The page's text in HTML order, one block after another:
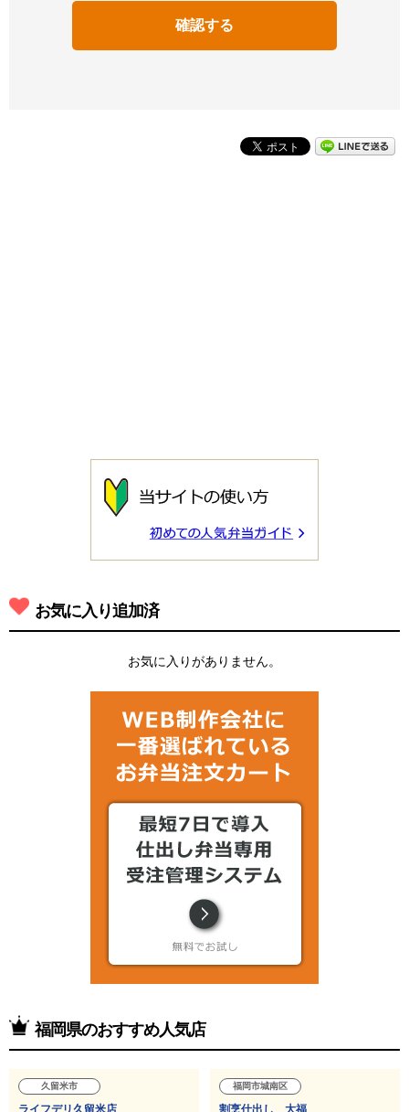
お気に入り追加済
お気に入りがありません。
福岡県のおすすめ人気店
久留米市
ライフデリ久留米店
福岡市城南区
割烹仕出し 大福